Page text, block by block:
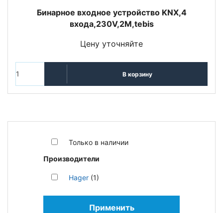
Только в наличии
Производители
Hager (1)
Применить
Бинарное входное устройство KNX,4
входа,230V,2M,tebis
Цену уточняйте
В корзину